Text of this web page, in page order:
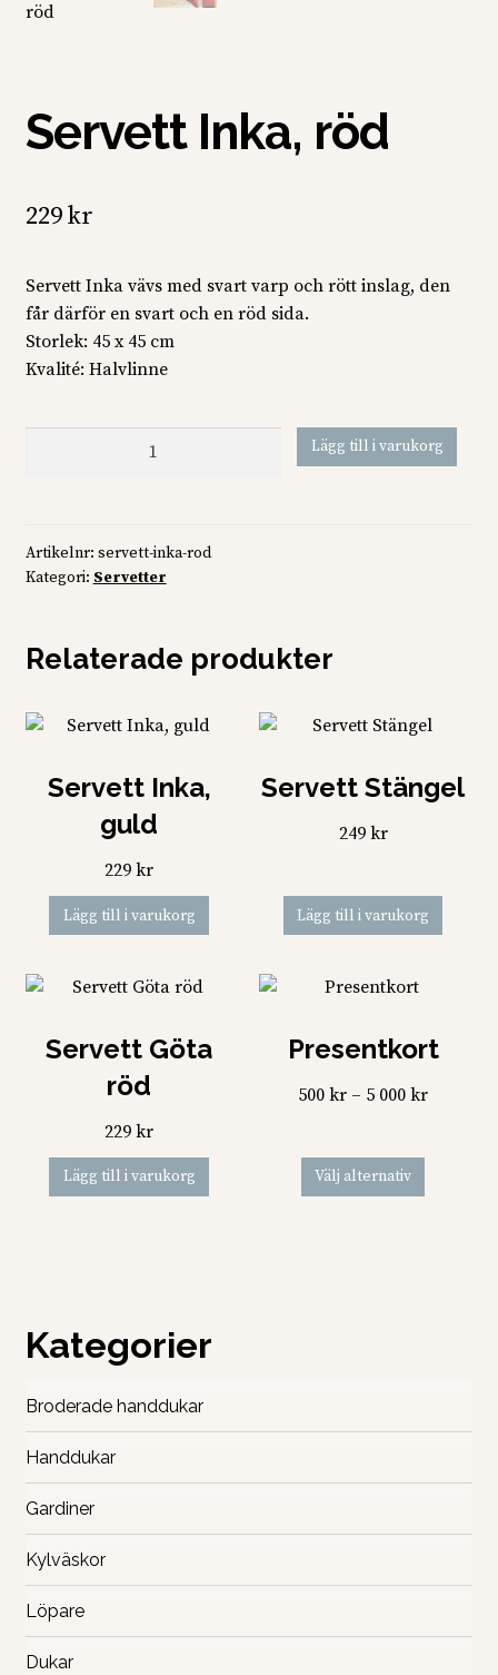
Servett Inka, röd
229kr
Servett Inka vävs med svart varp och rött inslag, den
får därför en svart och en röd sida.
Storlek: 45 x 45 cm
Kvalité: Halvlinne
Lägg till i varukorg
Artikelnr: servett-inka-rod
Kategori: Servetter
Relaterade produkter
Servett Inka,
guld
229kr
Lägg till i varukorg
Servett Stängel
249 kr
Lägg till i varukorg
Servett Göta
röd
229kr
Lägg till i varukorg
Presentkort
500kr – 5 000kr
Välj alternativ
här
Kategorier
Broderade handdukar
Handdukar
Gardiner
Kylväskor
Löpare
Dukar